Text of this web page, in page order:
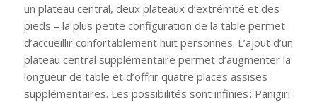
un plateau central, deux plateaux d’extrémité et des
pieds – la plus petite configuration de la table permet
d’accueillir confortablement huit personnes. L’ajout d’un
plateau central supplémentaire permet d’augmenter la
longueur de table et d’offrir quatre places assises
supplémentaires. Les possibilités sont infinies : Panigiri